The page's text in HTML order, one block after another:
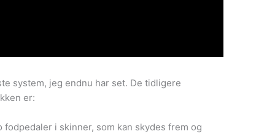
system, jeg endnu har set. De tidligere
er:
fodpedaler i skinner, som kan skydes frem og